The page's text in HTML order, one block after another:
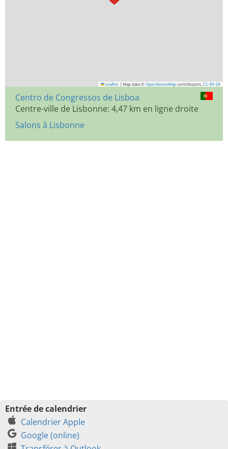
Leaflet | Map data © OpenStreetMap contributors, CC-BY-SA
Centro de Congressos de Lisboa
Centre-ville de Lisbonne: 4,47 km en ligne droite
Salons à Lisbonne
Entrée de calendrier
Calendrier Apple
Google (online)